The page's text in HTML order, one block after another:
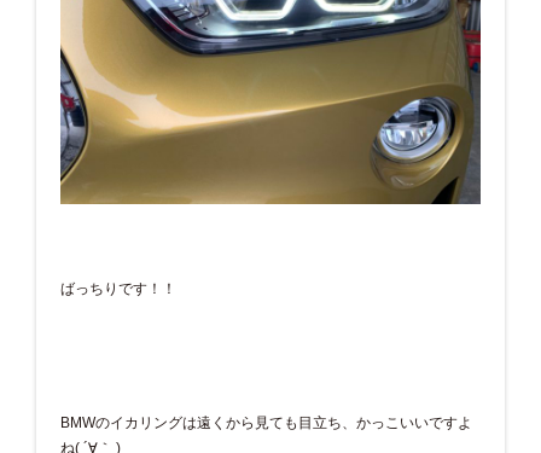
ばっちりです！！
BMWのイカリングは遠くから見ても目立ち、かっこいいですよ
ね( ´∀｀ )